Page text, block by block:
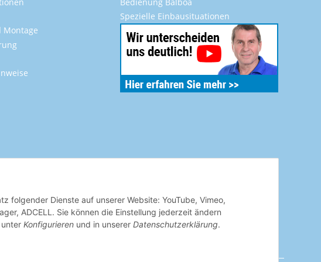
folgender Dienste auf unserer Website: YouTube, Vimeo,
ADCELL. Sie können die Einstellung jederzeit ändern
Konfigurieren und in unserer Datenschutzerklärung.
Spezielle Einbausituationen